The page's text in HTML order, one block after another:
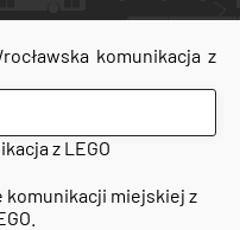
komunikacja z
z LEGO
komunikacji miejskiej z